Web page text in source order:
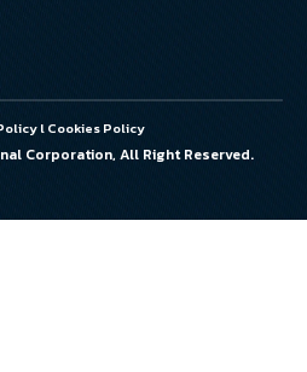
lCookies Policy
Corporation, All Right Reserved.